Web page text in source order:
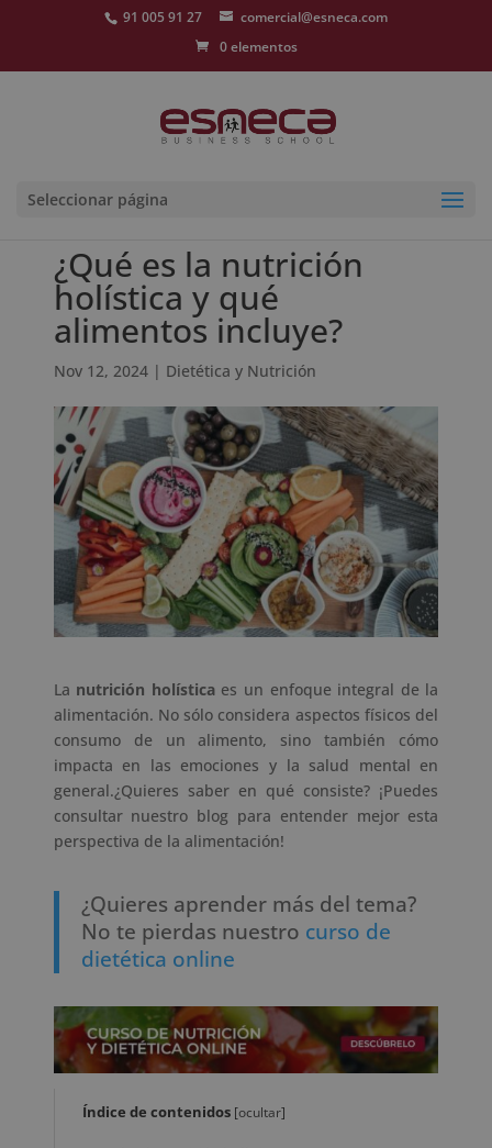
91 005 91 27
comercial@esneca.com
0 elementos
Seleccionar página
¿Qué es la nutrición
holística y qué
alimentos incluye?
Nov 12, 2024| Dietética y Nutrición
La nutrición holísticaes un enfoque integral de la
alimentación. No sólo considera aspectos físicos del
consumo de un alimento, sino también cómo
impacta en las emociones y la salud mental en
general.¿Quieres saber en qué consiste? ¡Puedes
consultar nuestro blog para entender mejor esta
perspectiva de la alimentación!
¿Quieres aprender más del tema?
No te pierdas nuestro curso de
dietética online
Índice de contenidos [ocultar]